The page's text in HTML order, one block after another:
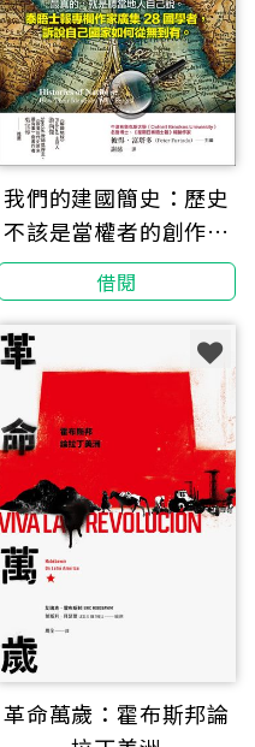
我們的建國簡史：歷史
不該是當權者的創作，
最真的，就是聽當地人
自己說。泰晤士報專欄
作家廣集28國學者，訴
說自己國家如何從無到
借閱
革命萬歲：霍布斯邦論